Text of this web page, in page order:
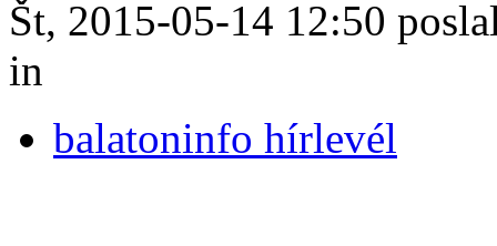
Št, 2015-05-14 12:50
in
balatoninfo hírlevél